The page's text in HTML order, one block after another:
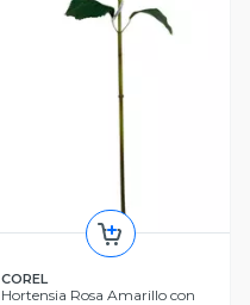
COREL
Hortensia Rosa Amarillo con